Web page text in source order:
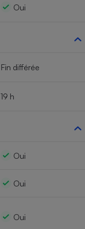
Oui
Fin différée
19 h
Oui
Oui
Oui